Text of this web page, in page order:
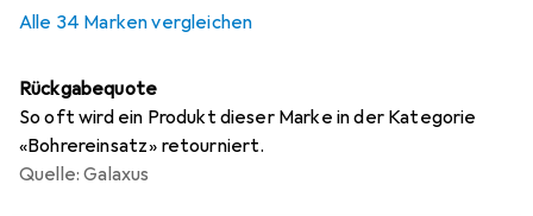
Alle 34 Marken vergleichen
Rückgabequote
So oft wird ein Produkt dieser Marke in der Kategorie
«Bohrereinsatz» retourniert.
Quelle: Galaxus